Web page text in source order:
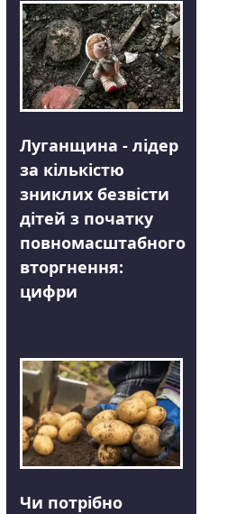
Луганщина - лідер
за кількістю
зниклих безвісти
дітей з початку
повномасштабного
вторгнення:
цифри
Чи потрібно